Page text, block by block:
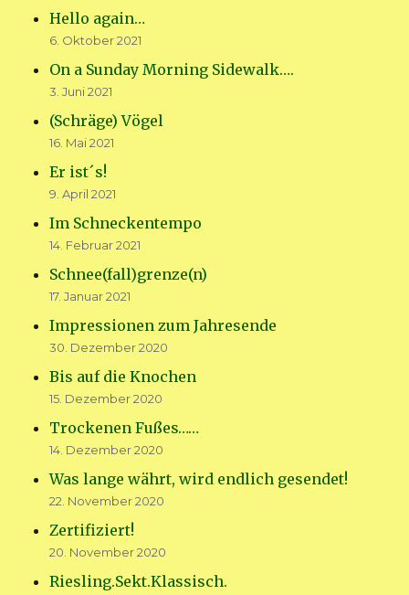
Hello again…
6. Oktober 2021
On a Sunday Morning Sidewalk….
3. Juni 2021
(Schräge) Vögel
16. Mai 2021
Er ist´s!
9. April 2021
Im Schneckentempo
14. Februar 2021
Schnee(fall)grenze(n)
17. Januar 2021
Impressionen zum Jahresende
30. Dezember 2020
Bis auf die Knochen
15. Dezember 2020
Trockenen Fußes……
14. Dezember 2020
Was lange währt, wird endlich gesendet!
22. November 2020
Zertifiziert!
20. November 2020
Riesling.Sekt.Klassisch.